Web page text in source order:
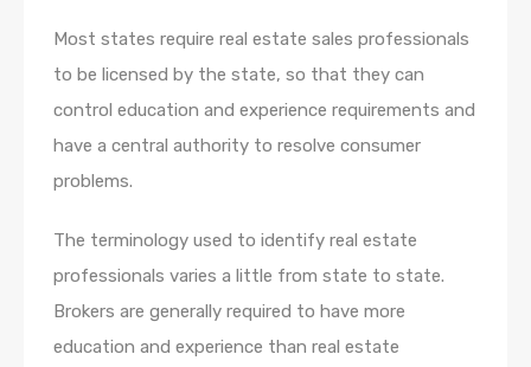
Most states require real estate sales professionals
to be licensed by the state, so that they can
control education and experience requirements and
have a central authority to resolve consumer
problems.
The terminology used to identify real estate
professionals varies a little from state to state.
Brokers are generally required to have more
education and experience than real estate